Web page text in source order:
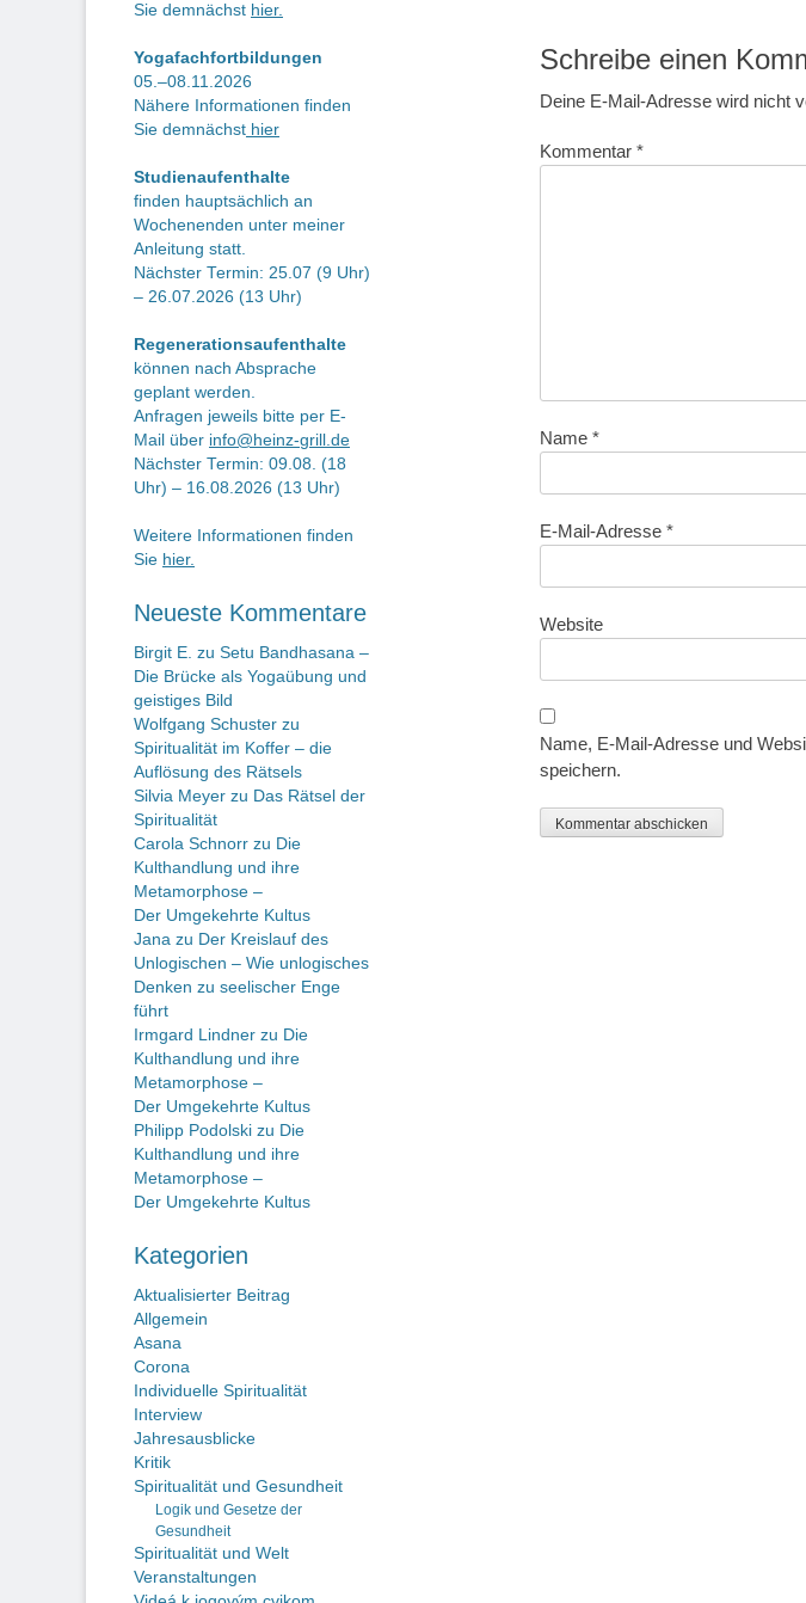
Schreibe einen
Deine E-Mail-Adresse wird nicht
Kommentar *
Name *
E-Mail-Adresse *
Website
Name, E-Mail-Adresse und
speichern.
Sie demnächst hier.
Yogafachfortbildungen
05.–08.11.2026
Nähere Informationen finden
Sie demnächst hier
Studienaufenthalte
finden hauptsächlich an
Wochenenden unter meiner
Anleitung statt.
Nächster Termin: 25.07 (9 Uhr)
– 26.07.2026 (13 Uhr)
Regenerationsaufenthalte
können nach Absprache
geplant werden.
Anfragen jeweils bitte per E-
Mail über info@heinz-grill.de
Nächster Termin: 09.08. (18
Uhr) – 16.08.2026 (13 Uhr)
Weitere Informationen finden
Sie hier.
Neueste Kommentare
Birgit E. zu Setu Bandhasana –
Die Brücke als Yogaübung und
geistiges Bild
Wolfgang Schuster zu
Spiritualität im Koffer – die
Auflösung des Rätsels
Silvia Meyer zu Das Rätsel der
Spiritualität
Carola Schnorr zu Die
Kulthandlung und ihre
Metamorphose –
Der Umgekehrte Kultus
Jana zu Der Kreislauf des
Unlogischen – Wie unlogisches
Denken zu seelischer Enge
führt
Irmgard Lindner zu Die
Kulthandlung und ihre
Metamorphose –
Der Umgekehrte Kultus
Philipp Podolski zu Die
Kulthandlung und ihre
Metamorphose –
Der Umgekehrte Kultus
Kategorien
Aktualisierter Beitrag
Allgemein
Asana
Corona
Individuelle Spiritualität
Interview
Jahresausblicke
Kritik
Spiritualität und Gesundheit
Logik und Gesetze der
Gesundheit
Spiritualität und Welt
Veranstaltungen